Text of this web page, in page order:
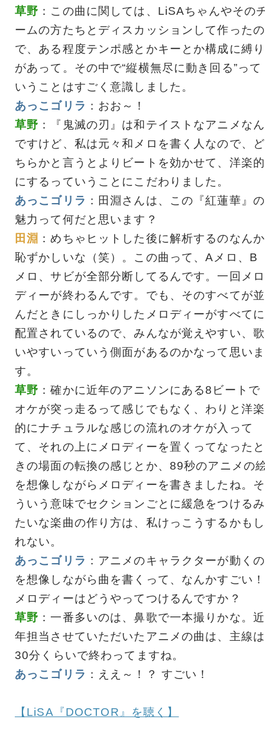
草野 ：この曲に関しては、LiSAちゃんやその
ームの方たちとディスカッションして作ったの
で、ある程度テンポ感とかキーとか構成に縛り
があって。その中で“縦横無尽に動き回る”って
いうことはすごく意識しました。
あっこゴリラ ：おお～！
草野 ：『鬼滅の刃』は和テイストなアニメなん
ですけど、私は元々和メロを書く人なので、ど
ちらかと言うとよりビートを効かせて、洋楽的
にするっていうことにこだわりました。
あっこゴリラ ：田淵さんは、この『紅蓮華』の
魅力って何だと思います？
田淵 ：めちゃヒットした後に解析するのなんか
恥ずかしいな（笑）。この曲って、Aメロ、B
メロ、サビが全部分断してるんです。一回メロ
ディーが終わるんです。でも、そのすべてが並
んだときにしっかりしたメロディーがすべてに
配置されているので、みんなが覚えやすい、歌
いやすいっていう側面があるのかなって思いま
す。
草野 ：確かに近年のアニソンにある8ビートで
オケが突っ走るって感じでもなく、わりと洋楽
的にナチュラルな感じの流れのオケが入って
て、それの上にメロディーを置くってなったと
きの場面の転換の感じとか、89秒のアニメの
を想像しながらメロディーを書きましたね。そ
ういう意味でセクションごとに緩急をつけるみ
たいな楽曲の作り方は、私けっこうするかもし
れない。
あっこゴリラ ：アニメのキャラクターが動くの
を想像しながら曲を書くって、なんかすごい！
メロディーはどうやってつけるんですか？
草野 ：一番多いのは、鼻歌で一本撮りかな。近
年担当させていただいたアニメの曲は、主線は
30分くらいで終わってますね。
あっこゴリラ ：ええ～！？ すごい！
【LiSA『DOCTOR』を聴く】